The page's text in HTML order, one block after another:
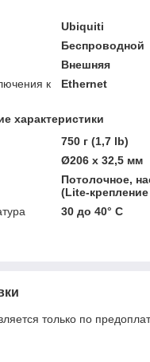
Ubiquiti
Беспроводной
Внешняя
к
Ethernet
характеристики
750 г (1,7 lb)
Ø206 x 32,5 мм
Потолочное,
(Lite-
30 до 40° C
только по